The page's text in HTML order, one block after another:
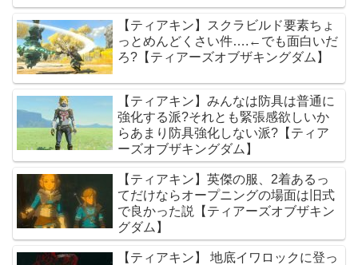
【ティアキン】スクラビルド要素ちょ
っとめんどくさい件….←でも面白いだ
ろ?【ティアーズオブザキングダム】
【ティアキン】みんなは防具は普通に
強化する派?それとも緊張感欲しいか
らあまり防具強化しない派?【ティア
ーズオブザキングダム】
【ティアキン】英傑の服、2着あるっ
てだけならオープニングの場面は旧式
で良かった説【ティアーズオブザキン
グダム】
【ティアキン】 地底イワロックに登っ